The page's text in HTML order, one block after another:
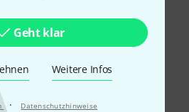
Geht klar
Weitere Infos
· Datenschutzhinweise
Garantie